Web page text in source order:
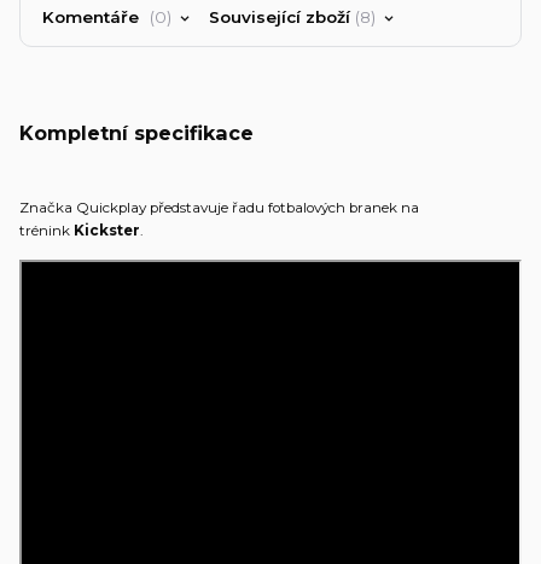
Komentáře 0 Související zboží 8
Kompletní specifikace
Značka Quickplay představuje řadu fotbalových branek na
trénink Kickster.